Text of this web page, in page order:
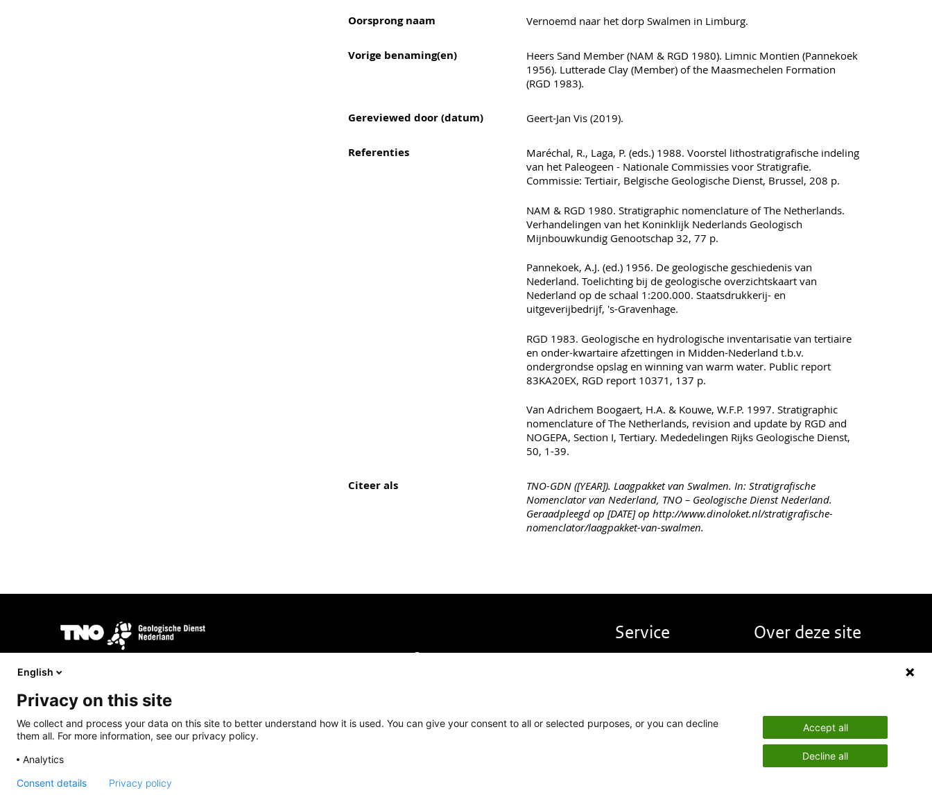
Oorsprong naam Vernoemd naar het dorp Swalmen in Limburg.
Vorige benaming(en)
Heers Sand Member (NAM & RGD 1980). Limnic Montien (Pannekoek
1956). Lutterade Clay (Member) of the Maasmechelen Formation
(RGD 1983).
Gereviewed door (datum) Geert-Jan Vis (2019).
Referenties
Maréchal, R., Laga, P. (eds.) 1988. Voorstel lithostratigrafische indeling
van het Paleogeen - Nationale Commissies voor Stratigrafie.
Commissie: Tertiair, Belgische Geologische Dienst, Brussel, 208 p.
NAM & RGD 1980. Stratigraphic nomenclature of The Netherlands.
Verhandelingen van het Koninklijk Nederlands Geologisch
Mijnbouwkundig Genootschap 32, 77 p.
Pannekoek, A.J. (ed.) 1956. De geologische geschiedenis van
Nederland. Toelichting bij de geologische overzichtskaart van
Nederland op de schaal 1:200.000. Staatsdrukkerij- en
uitgeverijbedrijf, 's-Gravenhage.
RGD 1983. Geologische en hydrologische inventarisatie van tertiaire
en onder-kwartaire afzettingen in Midden-Nederland t.b.v.
ondergrondse opslag en winning van warm water. Public report
83KA20EX, RGD report 10371, 137 p.
Van Adrichem Boogaert, H.A. & Kouwe, W.F.P. 1997. Stratigraphic
nomenclature of The Netherlands, revision and update by RGD and
NOGEPA, Section I, Tertiary. Mededelingen Rijks Geologische Dienst,
50, 1-39.
Citeer als
TNO-GDN ([YEAR]). Laagpakket van Swalmen. In: Stratigrafische
Nomenclator van Nederland, TNO – Geologische Dienst Nederland.
Geraadpleegd op [DATE] op http://www.dinoloket.nl/stratigrafische-
nomenclator/laagpakket-van-swalmen.
Afbeelding
DINOloket wordt ontwikkeld en beheerd doorTNO Geologische Dienst Nederland
in
opdracht van het
Service
English
Over deze site
Toegankelijkheid
Privacy statement
Cookies
English
Privacy on this site
We collect and process your data on this site to better understand how it is used. You can give your consent to all or selected purposes, or you can decline
them all. For more information, see our privacy policy.
Analytics
Accept all
Decline all
Consent details Privacy policy